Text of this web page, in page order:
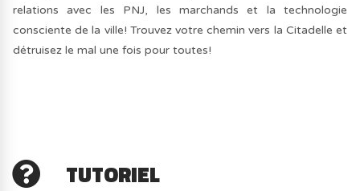
relations avec les PNJ, les marchands et la technologie
consciente de la ville! Trouvez votre chemin vers la Citadelle et
détruisez le mal une fois pour toutes!
TUTORIEL